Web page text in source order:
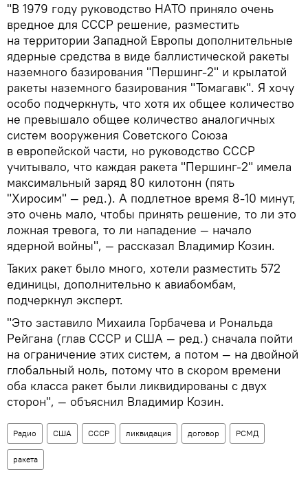
"В 1979 году руководство НАТО приняло очень
вредное для СССР решение, разместить
на территории Западной Европы дополнительные
ядерные средства в виде баллистической ракеты
наземного базирования "Першинг-2" и крылатой
ракеты наземного базирования "Томагавк". Я хочу
особо подчеркнуть, что хотя их общее количество
не превышало общее количество аналогичных
систем вооружения Советского Союза
в европейской части, но руководство СССР
учитывало, что каждая ракета "Першинг-2" имела
максимальный заряд 80 килотонн (пять
"Хиросим" — ред.). А подлетное время 8-10 минут,
это очень мало, чтобы принять решение, то ли это
ложная тревога, то ли нападение — начало
ядерной войны", — рассказал Владимир Козин.
Таких ракет было много, хотели разместить 572
единицы, дополнительно к авиабомбам,
подчеркнул эксперт.
"Это заставило Михаила Горбачева и Рональда
Рейгана (глав СССР и США — ред.) сначала пойти
на ограничение этих систем, а потом — на двойной
глобальный ноль, потому что в скором времени
оба класса ракет были ликвидированы с двух
сторон", — объяснил Владимир Козин.
Радио США СССР ликвидация договор РСМД
ракета